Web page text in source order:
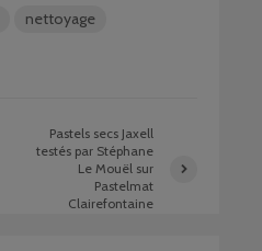
nettoyage
Pastels secs Jaxell
testés par Stéphane
Le Mouël sur
Pastelmat
Clairefontaine